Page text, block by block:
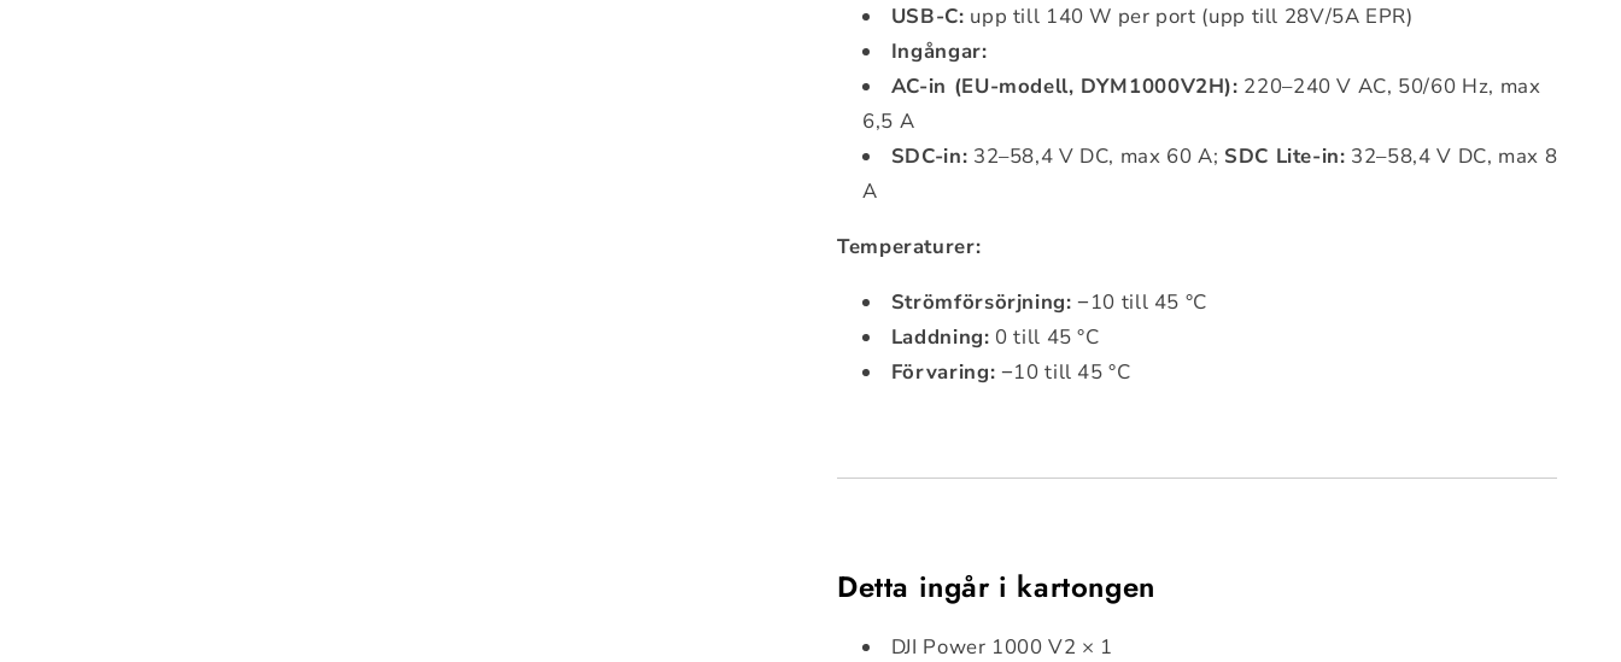
USB-C: upp till 140 W per port (upp till 28V/5A EPR)
Ingångar:
AC-in (EU-modell, DYM1000V2H): 220–240 V AC, 50/60 Hz, max
6,5 A
SDC-in: 32–58,4 V DC, max 60 A; SDC Lite-in: 32–58,4 V DC, max 8
A
Temperaturer:
Strömförsörjning: −10 till 45 °C
Laddning: 0 till 45 °C
Förvaring: −10 till 45 °C
Detta ingår i kartongen
DJI Power 1000 V2 × 1